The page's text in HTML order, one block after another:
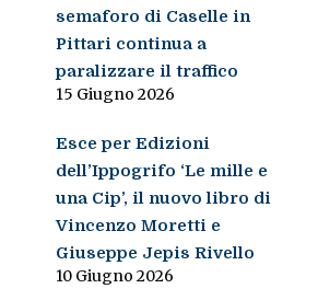
semaforo di Caselle in
Pittari continua a
paralizzare il traffico
15 Giugno 2026
Esce per Edizioni
dell’Ippogrifo ‘Le mille e
una Cip’, il nuovo libro di
Vincenzo Moretti e
Giuseppe Jepis Rivello
10 Giugno 2026